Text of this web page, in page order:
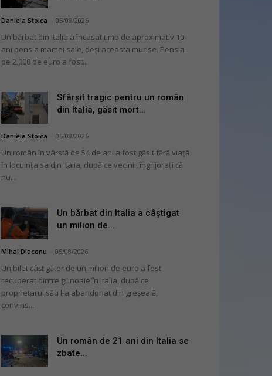
Daniela Stoica 05/08/2026
Un bărbat din Italia a încasat timp de aproximativ 10
ani pensia mamei sale, deși aceasta murise. Pensia
de 2.000 de euro a fost...
Sfârșit tragic pentru un român
din Italia, găsit mort...
Daniela Stoica 05/08/2026
Un român în vârstă de 54 de ani a fost găsit fără viață
în locuința sa din Italia, după ce vecinii, îngrijorați că
nu...
Un bărbat din Italia a câștigat
un milion de...
Mihai Diaconu 05/08/2026
Un bilet câștigător de un milion de euro a fost
recuperat dintre gunoaie în Italia, după ce
proprietarul său l-a abandonat din greșeală,
convins...
Un român de 21 ani din Italia se
zbate...